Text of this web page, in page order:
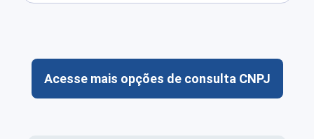
Acesse mais opções de consulta CNPJ